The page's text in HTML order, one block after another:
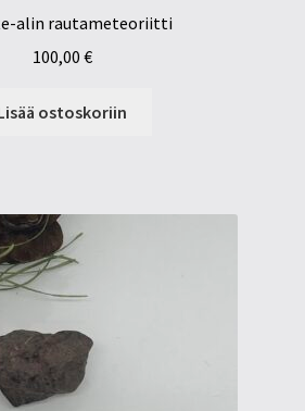
alin rautameteoriitti
100,00 €
ostoskoriin